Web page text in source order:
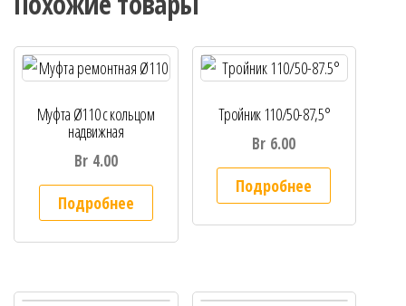
Муфта Ø110 с кольцом
надвижная
Br 4.00
Подробнее
Тройник 110/50-87,5°
Br 6.00
Подробнее